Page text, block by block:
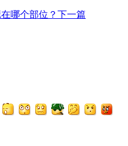
哪个部位？ 下一篇